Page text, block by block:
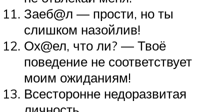
Заеб@л — прости, но ты
слишком назойлив!
Ох@ел, что ли? — Твоё
поведение не соответствует
моим ожиданиям!
Всесторонне недоразвитая